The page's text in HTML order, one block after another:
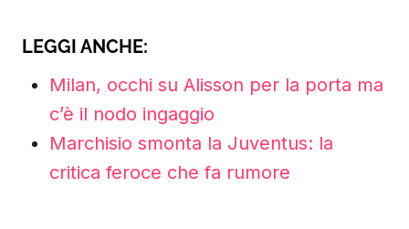
LEGGI ANCHE:
Milan, occhi su Alisson per la porta ma
c’è il nodo ingaggio
Marchisio smonta la Juventus: la
critica feroce che fa rumore